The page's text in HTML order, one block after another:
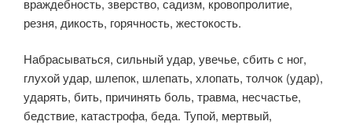
враждебность, зверство, садизм, кровопролитие,
резня, дикость, горячность, жестокость.
Набрасываться, сильный удар, увечье, сбить с ног,
глухой удар, шлепок, шлепать, хлопать, толчок (удар),
ударять, бить, причинять боль, травма, несчастье,
бедствие, катастрофа, беда. Тупой, мертвый,